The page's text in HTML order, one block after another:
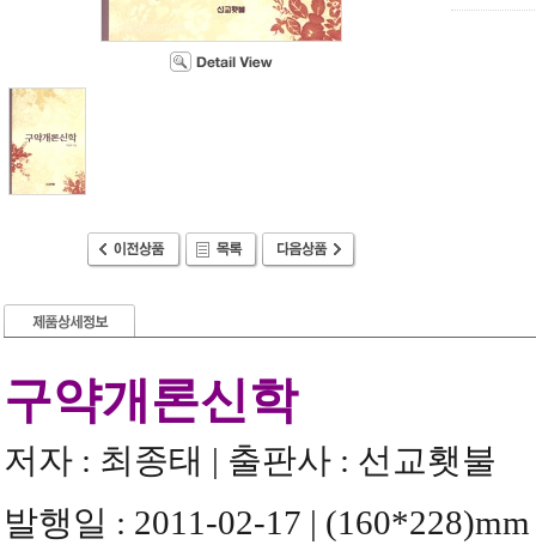
구약개론신학
저자 : 최종태 | 출판사 : 선교횃불
발행일 : 2011-02-17 |